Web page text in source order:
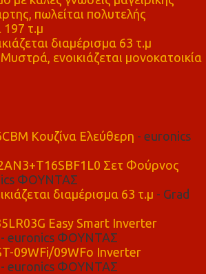
πωλείται πολυτελής
197 τ.μ
διαμέρισμα 63 τ.μ
Μυστρά, ενοικιάζεται μονοκατοικία
Κουζίνα Ελεύθερη - euronics
Σετ Φούρνος
ΦΟΥΝΤΑΣ
διαμέρισμα 63 τ.μ - Grad
Easy Smart Inverter
- euronics ΦΟΥΝΤΑΣ
09WFi/09WFo Inverter
- euronics ΦΟΥΝΤΑΣ